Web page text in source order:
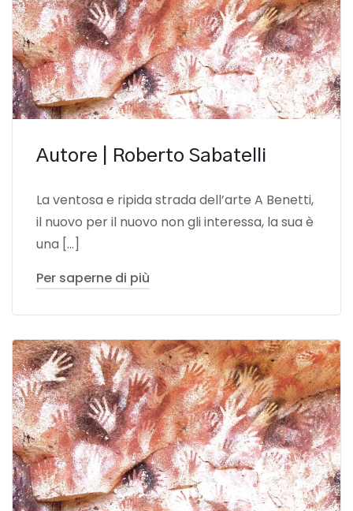
Autore | Roberto Sabatelli
La ventosa e ripida strada dell’arte A Benetti,
il nuovo per il nuovo non gli interessa, la sua è
una […]
Per saperne di più